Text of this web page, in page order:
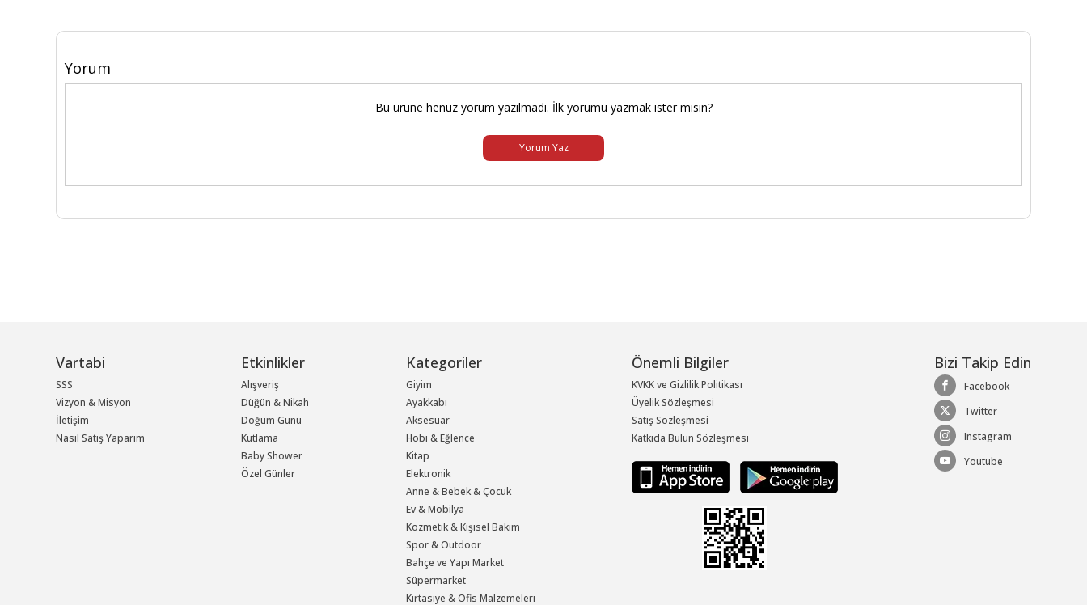
Yorum
Bu ürüne henüz yorum yazılmadı. İlk yorumu yazmak ister misin?
Yorum Yaz
Vartabi
SSS
Vizyon & Misyon
İletişim
Nasıl Satış Yaparım
Etkinlikler
Alışveriş
Düğün & Nikah
Doğum Günü
Kutlama
Baby Shower
Özel Günler
Kategoriler
Giyim
Ayakkabı
Aksesuar
Hobi & Eğlence
Kitap
Elektronik
Anne & Bebek & Çocuk
Ev & Mobilya
Kozmetik & Kişisel Bakım
Spor & Outdoor
Bahçe ve Yapı Market
Süpermarket
Kırtasiye & Ofis Malzemeleri
Önemli Bilgiler
KVKK ve Gizlilik Politikası
Üyelik Sözleşmesi
Satış Sözleşmesi
Katkıda Bulun Sözleşmesi
Bizi Takip Edin
Facebook
Twitter
Instagram
Youtube